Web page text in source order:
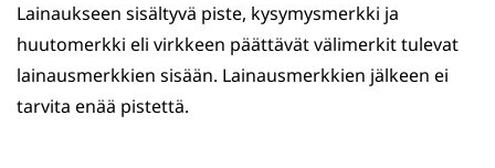
Lainaukseen sisältyvä piste, kysymysmerkki ja
huutomerkki eli virkkeen päättävät välimerkit tulevat
lainausmerkkien sisään. Lainausmerkkien jälkeen ei
tarvita enää pistettä.